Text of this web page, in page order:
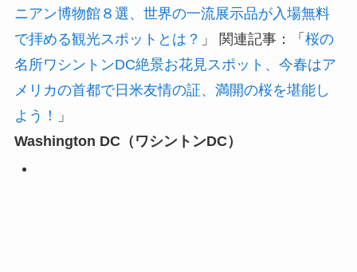
ニアン博物館８選、世界の一流展示品が入場無料
で拝める観光スポットとは？ 」 関連記事：「 桜の
名所ワシントンDC絶景お花見スポット、今春はア
メリカの首都で日米友情の証、満開の桜を堪能し
よう！
」
Washington DC（ワシントンDC）